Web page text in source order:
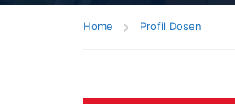
Home Profil Dosen